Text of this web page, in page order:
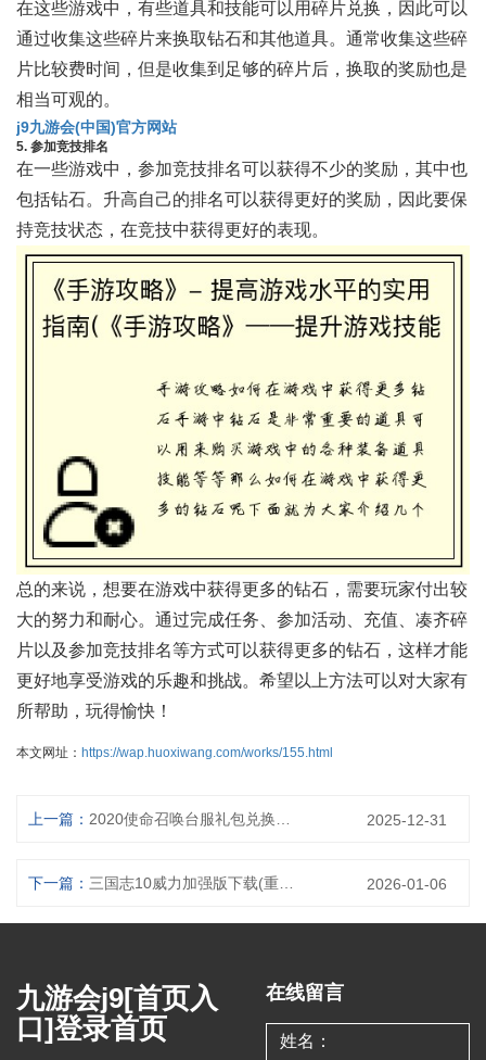
在这些游戏中，有些道具和技能可以用碎片兑换，因此可以
通过收集这些碎片来换取钻石和其他道具。通常收集这些碎
片比较费时间，但是收集到足够的碎片后，换取的奖励也是
相当可观的。
j9九游会(中国)官方网站
5. 参加竞技排名
在一些游戏中，参加竞技排名可以获得不少的奖励，其中也
包括钻石。升高自己的排名可以获得更好的奖励，因此要保
持竞技状态，在竞技中获得更好的表现。
总的来说，想要在游戏中获得更多的钻石，需要玩家付出较
大的努力和耐心。通过完成任务、参加活动、充值、凑齐碎
片以及参加竞技排名等方式可以获得更多的钻石，这样才能
更好地享受游戏的乐趣和挑战。希望以上方法可以对大家有
所帮助，玩得愉快！
本文网址： https://wap.huoxiwang.com/works/155.html
上一篇： 2025-12-31
下一篇： 2026-01-06
九游会j9[首页入
口]登录首页
在线留言